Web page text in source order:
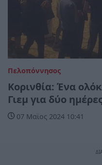
Πελοπόννησος
Κορινθία: Ένα
Γιεμ για δύο
07 Μαϊος 2024 10:41